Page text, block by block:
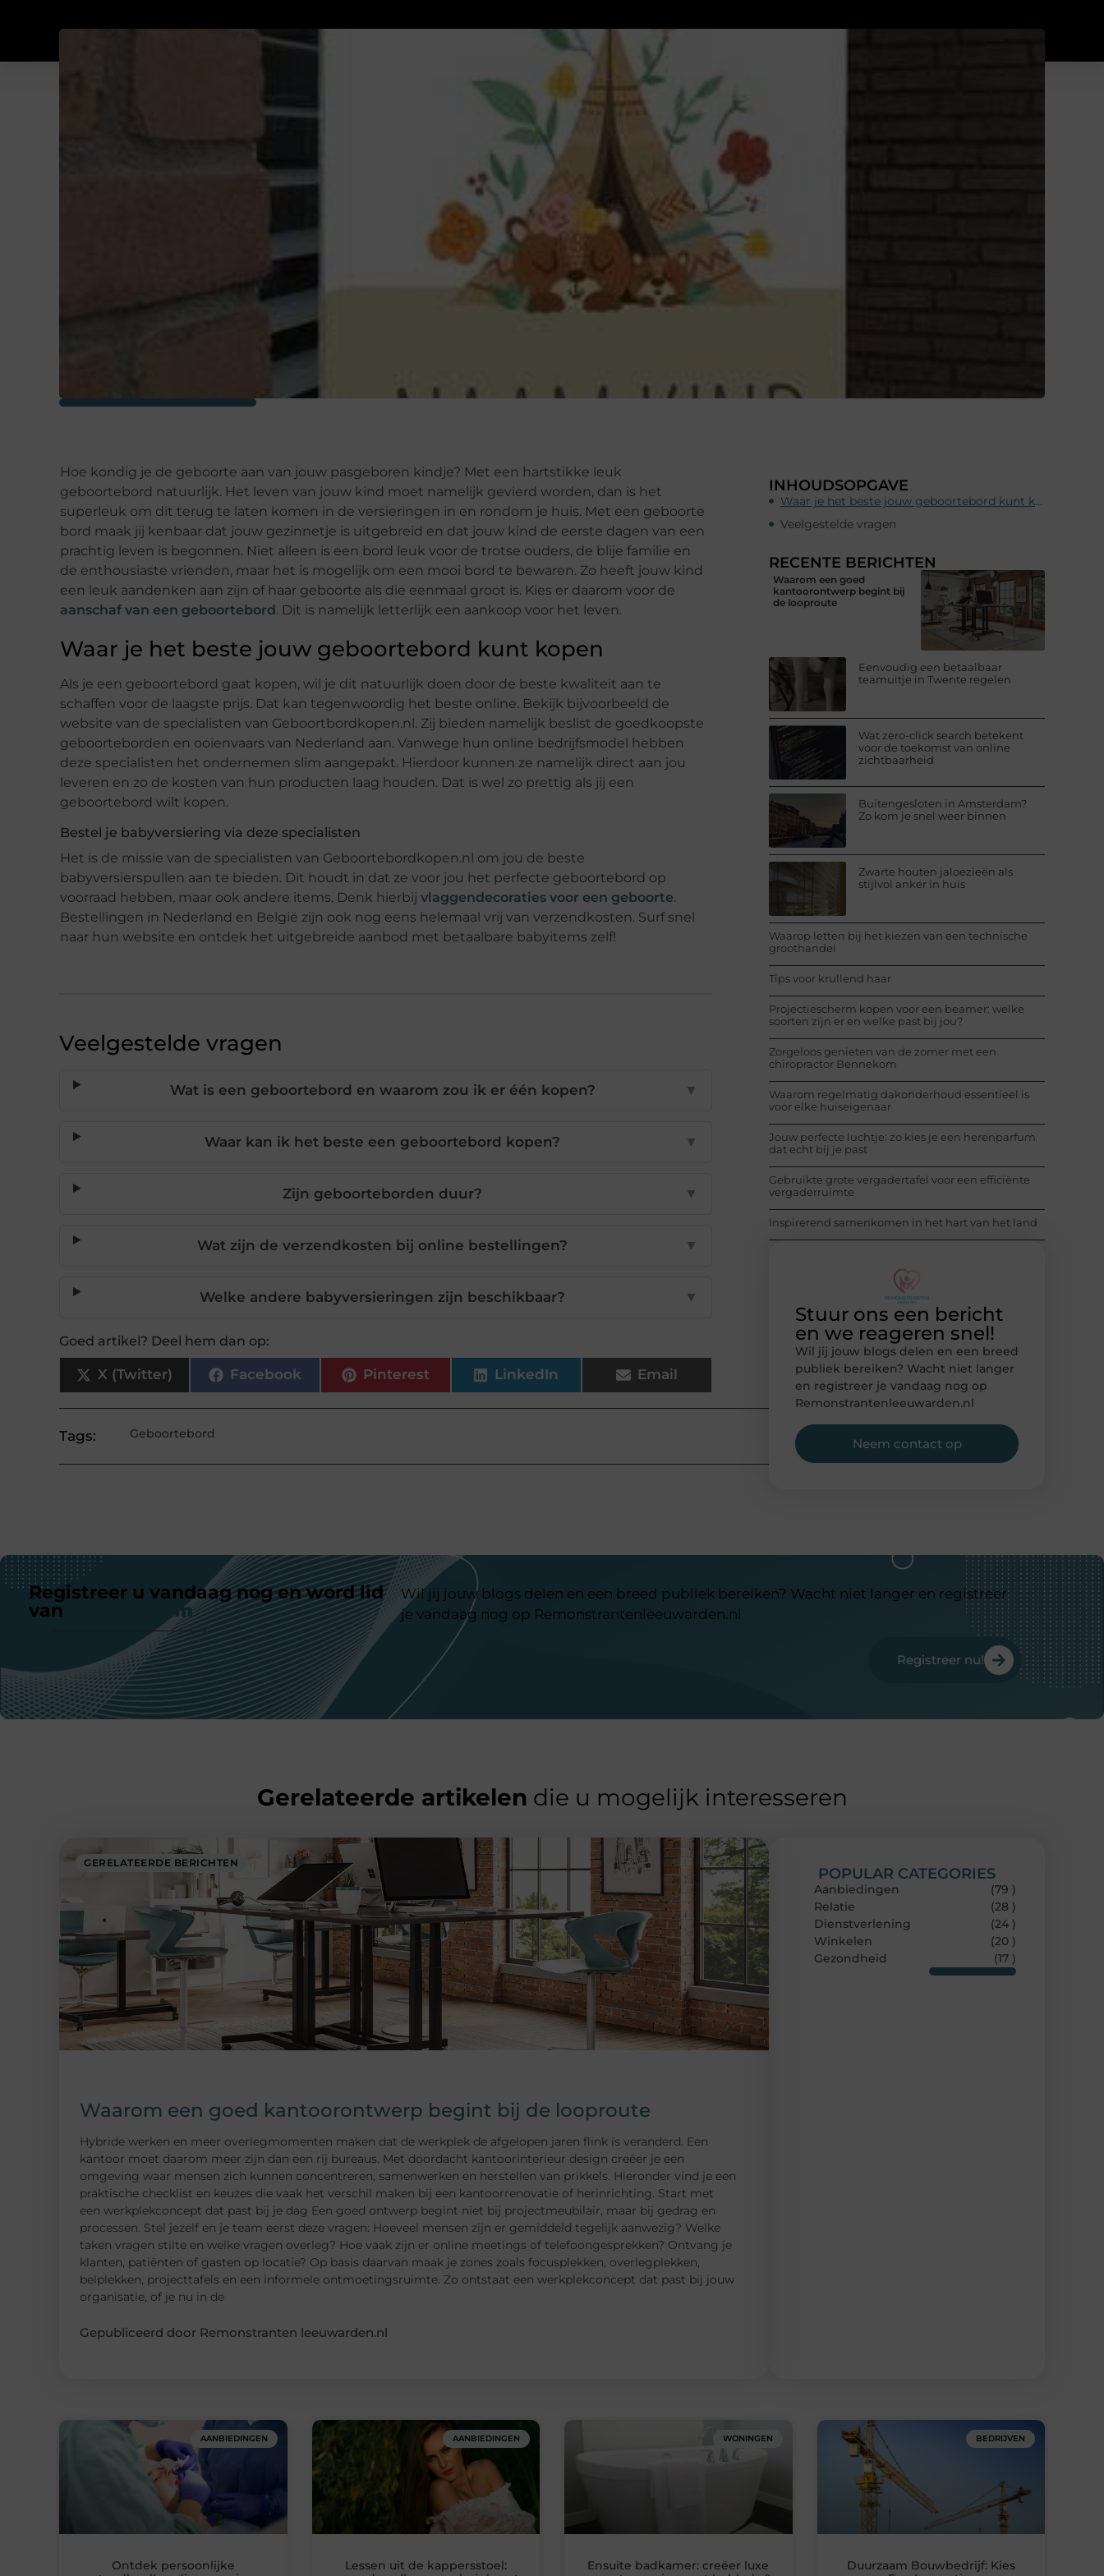
Hoe kondig je de geboorte aan van jouw pasgeboren kindje? Met een hartstikke leuk
geboortebord natuurlijk. Het leven van jouw kind moet namelijk gevierd worden, dan is het
superleuk om dit terug te laten komen in de versieringen in en rondom je huis. Met een geboorte
bord maak jij kenbaar dat jouw gezinnetje is uitgebreid en dat jouw kind de eerste dagen van een
prachtig leven is begonnen. Niet alleen is een bord leuk voor de trotse ouders, de blije familie en
de enthousiaste vrienden, maar het is mogelijk om een mooi bord te bewaren. Zo heeft jouw kind
een leuk aandenken aan zijn of haar geboorte als die eenmaal groot is. Kies er daarom voor de
aanschaf van een geboortebord. Dit is namelijk letterlijk een aankoop voor het leven.
Waar je het beste jouw geboortebord kunt kopen
Als je een geboortebord gaat kopen, wil je dit natuurlijk doen door de beste kwaliteit aan te
schaffen voor de laagste prijs. Dat kan tegenwoordig het beste online. Bekijk bijvoorbeeld de
website van de specialisten van Geboortbordkopen.nl. Zij bieden namelijk beslist de goedkoopste
geboorteborden en ooienvaars van Nederland aan. Vanwege hun online bedrijfsmodel hebben
deze specialisten het ondernemen slim aangepakt. Hierdoor kunnen ze namelijk direct aan jou
leveren en zo de kosten van hun producten laag houden. Dat is wel zo prettig als jij een
geboortebord wilt kopen.
Bestel je babyversiering via deze specialisten
Het is de missie van de specialisten van Geboortebordkopen.nl om jou de beste
babyversierspullen aan te bieden. Dit houdt in dat ze voor jou het perfecte geboortebord op
voorraad hebben, maar ook andere items. Denk hierbij vlaggendecoraties voor een geboorte.
Bestellingen in Nederland en België zijn ook nog eens helemaal vrij van verzendkosten. Surf snel
naar hun website en ontdek het uitgebreide aanbod met betaalbare babyitems zelf!
Veelgestelde vragen
Wat is een geboortebord en waarom zou ik er één kopen? ▼
Waar kan ik het beste een geboortebord kopen? ▼
Zijn geboorteborden duur? ▼
Wat zijn de verzendkosten bij online bestellingen? ▼
Welke andere babyversieringen zijn beschikbaar? ▼
Goed artikel? Deel hem dan op:
X (Twitter) Facebook Pinterest LinkedIn Email
Tags: Geboortebord
INHOUDSOPGAVE
Waar je het beste jouw geboortebord kunt kopen
Veelgestelde vragen
RECENTE BERICHTEN
Waarom een goed
kantoorontwerp begint bij
de looproute
Eenvoudig een betaalbaar
teamuitje in Twente regelen
Wat zero-click search betekent
voor de toekomst van online
zichtbaarheid
Buitengesloten in Amsterdam?
Zo kom je snel weer binnen
Zwarte houten jaloezieën als
stijlvol anker in huis
Waarop letten bij het kiezen van een technische
groothandel
Tips voor krullend haar
Projectiescherm kopen voor een beamer: welke
soorten zijn er en welke past bij jou?
Zorgeloos genieten van de zomer met een
chiropractor Bennekom
Waarom regelmatig dakonderhoud essentieel is
voor elke huiseigenaar
Jouw perfecte luchtje: zo kies je een herenparfum
dat echt bij je past
Gebruikte grote vergadertafel voor een efficiënte
vergaderruimte
Inspirerend samenkomen in het hart van het land
Stuur ons een bericht
en we reageren snel!
Wil jij jouw blogs delen en een breed
publiek bereiken? Wacht niet langer
en registreer je vandaag nog op
Remonstrantenleeuwarden.nl
Neem contact op
Registreer u vandaag nog en word lid
van
ons platform
Wil jij jouw blogs delen en een breed publiek bereiken? Wacht niet langer en registreer
je vandaag nog op Remonstrantenleeuwarden.nl
Registreer nu!
Gerelateerde artikelen die u mogelijk interesseren
GERELATEERDE BERICHTEN
Waarom een goed kantoorontwerp begint bij de looproute
Hybride werken en meer overlegmomenten maken dat de werkplek de afgelopen jaren flink is veranderd. Een
kantoor moet daarom meer zijn dan een rij bureaus. Met doordacht kantoorinterieur design creëer je een
omgeving waar mensen zich kunnen concentreren, samenwerken en herstellen van prikkels. Hieronder vind je een
praktische checklist en keuzes die vaak het verschil maken bij een kantoorrenovatie of herinrichting. Start met
een werkplekconcept dat past bij je dag Een goed ontwerp begint niet bij projectmeubilair, maar bij gedrag en
processen. Stel jezelf en je team eerst deze vragen: Hoeveel mensen zijn er gemiddeld tegelijk aanwezig? Welke
taken vragen stilte en welke vragen overleg? Hoe vaak zijn er online meetings of telefoongesprekken? Ontvang je
klanten, patiënten of gasten op locatie? Op basis daarvan maak je zones zoals focusplekken, overlegplekken,
belplekken, projecttafels en een informele ontmoetingsruimte. Zo ontstaat een werkplekconcept dat past bij jouw
organisatie, of je nu in de
Gepubliceerd door Remonstranten leeuwarden.nl
POPULAR CATEGORIES
Aanbiedingen
(79 )
Relatie
(28 )
Dienstverlening
(24 )
Winkelen
(20 )
Gezondheid
(17 )
AANBIEDINGEN
Ontdek persoonlijke
AANBIEDINGEN
Lessen uit de kappersstoel:
WONINGEN
Ensuite badkamer: creëer luxe
BEDRIJVEN
Duurzaam Bouwbedrijf: Kies